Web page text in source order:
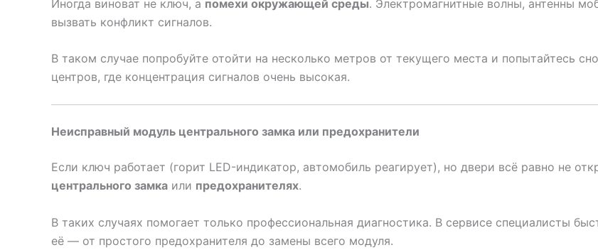
Иногда виноват не ключ, а помехи окружающей среды. Электромагнитные волны, антенны
вызвать конфликт сигналов.
В таком случае попробуйте отойти на несколько метров от текущего места и попытайтесь
центров, где концентрация сигналов очень высокая.
Неисправный модуль центрального замка или предохранители
Если ключ работает (горит LED-индикатор, автомобиль реагирует), но двери всё равно не
центрального замка или предохранителях.
В таких случаях помогает только профессиональная диагностика. В сервисе специалисты
её — от простого предохранителя до замены всего модуля.